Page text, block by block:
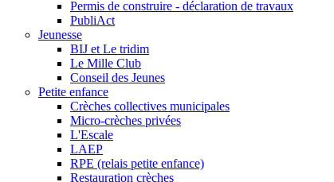
Permis de construire - déclaration de travaux
PubliAct
Jeunesse
BIJ et Le tridim
Le Mille Club
Conseil des Jeunes
Petite enfance
Crèches collectives municipales
Micro-crèches privées
L'Escale
LAEP
RPE (relais petite enfance)
Restauration crèches